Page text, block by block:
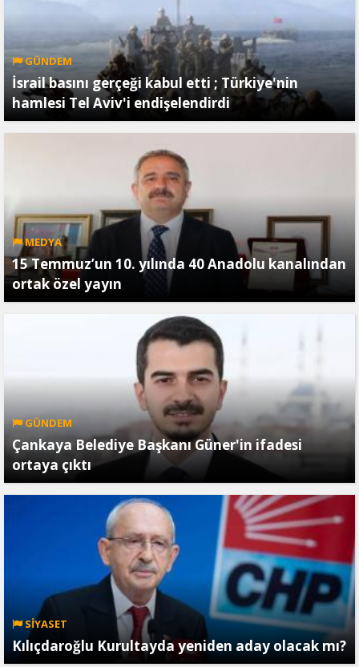
GÜNDEM
İsrail basını gerçeği kabul etti ; Türkiye'nin
hamlesi Tel Aviv'i endişelendirdi
MEDYA
15 Temmuz’un 10. yılında 40 Anadolu kanalından
ortak özel yayın
GÜNDEM
Çankaya Belediye Başkanı Güner'in ifadesi
ortaya çıktı
SİYASET
Kılıçdaroğlu Kurultayda yeniden aday olacak mı?